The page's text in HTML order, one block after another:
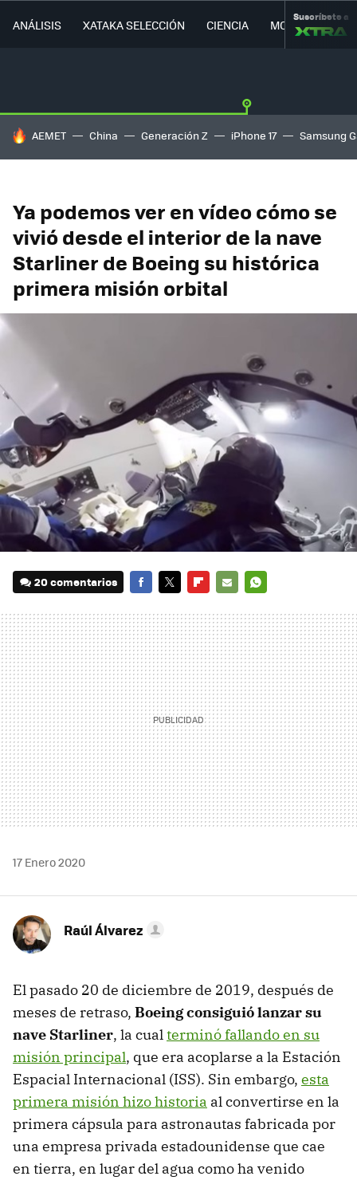
ANÁLISIS XATAKA SELECCIÓN CIENCIA MOVILIDAD
Suscríbete a
HOY SE HABLA DE
AEMET China Generación Z iPhone 17 Samsung
Ya podemos ver en vídeo cómo se
vivió desde el interior de la nave
Starliner de Boeing su histórica
primera misión orbital
20 comentarios
MAIL
17 Enero 2020
Raúl Álvarez
El pasado 20 de diciembre de 2019, después de
meses de retraso, Boeing consiguió lanzar su
nave Starliner, la cualterminó fallando en su
misión principal, que era acoplarse a la Estación
Espacial Internacional (ISS). Sin embargo, esta
primera misión hizo historia al convertirse en la
primera cápsula para astronautas fabricada por
una empresa privada estadounidense que cae
en tierra, en lugar del agua como ha venido